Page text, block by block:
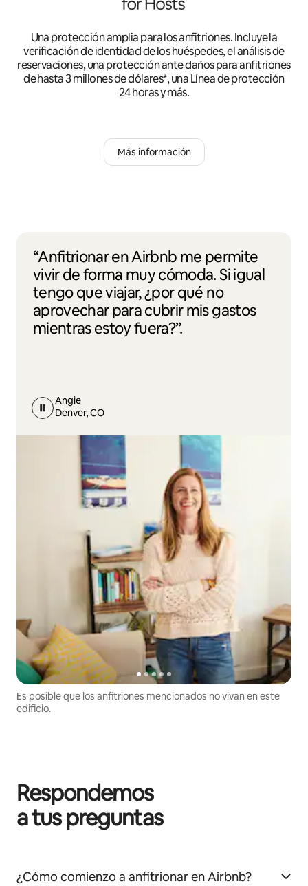
Una protección amplia para los anfitriones. Incluye la
verificación de identidad de los huéspedes, el análisis de
reservaciones, una protección ante daños para anfitriones
de hasta 3 millones de dólares*, una Línea de protección
24 horas y más.
Más información
“Anfitrionar en Airbnb me permite
vivir de forma muy cómoda. Si igual
tengo que viajar, ¿por qué no
aprovechar para cubrir mis gastos
mientras estoy fuera?”.
Angie
Denver, CO
Es posible que los anfitriones mencionados no vivan en este
edificio.
Respondemos
a tus preguntas
¿Cómo comienzo a anfitrionar en Airbnb?